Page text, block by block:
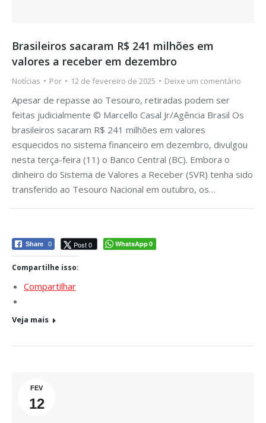
Brasileiros sacaram R$ 241 milhões em
valores a receber em dezembro
Notícias Por 12 de fevereiro de 2025 Deixe um comentário
Apesar de repasse ao Tesouro, retiradas podem ser
feitas judicialmente © Marcello Casal Jr/Agência Brasil Os
brasileiros sacaram R$ 241 milhões em valores
esquecidos no sistema financeiro em dezembro, divulgou
nesta terça-feira (11) o Banco Central (BC). Embora o
dinheiro do Sistema de Valores a Receber (SVR) tenha sido
transferido ao Tesouro Nacional em outubro, os…
Share 0 Post 0 WhatsApp0
Compartilhe isso:
Compartilhar
Veja mais
FEV
12